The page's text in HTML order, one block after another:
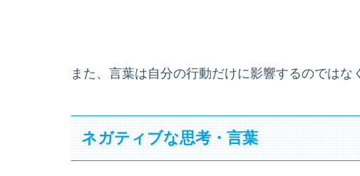
また、言葉は自分の行動だけに影響するのではな
ネガティブな思考・言葉